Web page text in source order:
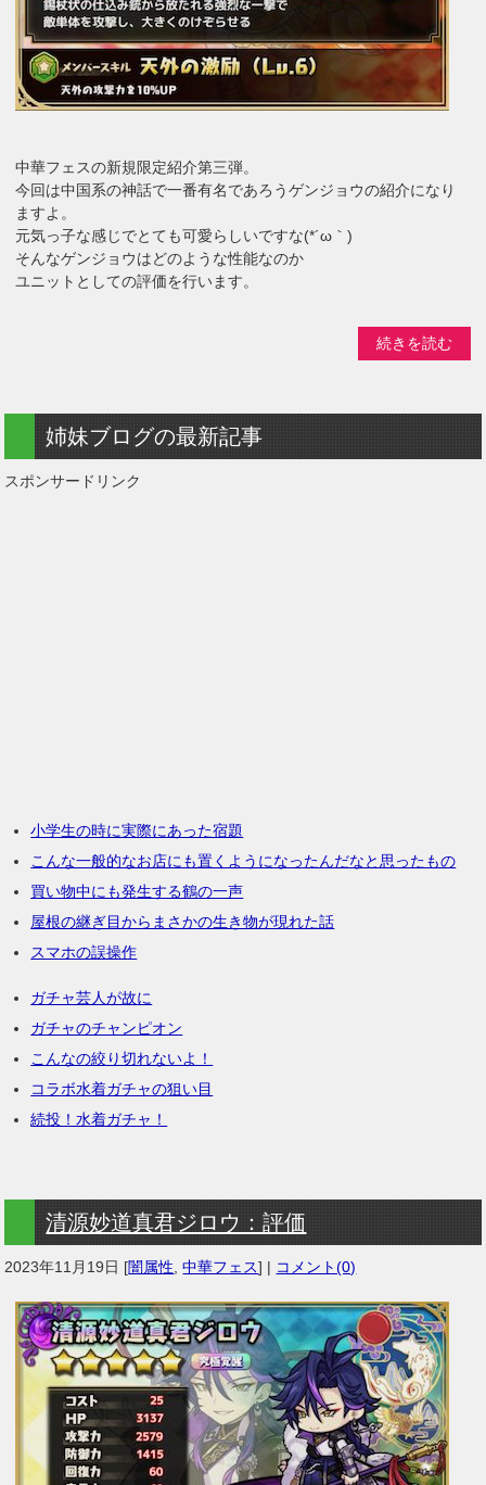
中華フェスの新規限定紹介第三弾。
今回は中国系の神話で一番有名であろうゲンジョウの紹介になり
ますよ。
元気っ子な感じでとても可愛らしいですな(*´ω｀)
そんなゲンジョウはどのような性能なのか
ユニットとしての評価を行います。
続きを読む
姉妹ブログの最新記事
スポンサードリンク
小学生の時に実際にあった宿題
こんな一般的なお店にも置くようになったんだなと思ったもの
買い物中にも発生する鶴の一声
屋根の継ぎ目からまさかの生き物が現れた話
スマホの誤操作
ガチャ芸人が故に
ガチャのチャンピオン
こんなの絞り切れないよ！
コラボ水着ガチャの狙い目
続投！水着ガチャ！
清源妙道真君ジロウ：評価
2023年11月19日 [闇属性 ,中華フェス] | コメント(0)